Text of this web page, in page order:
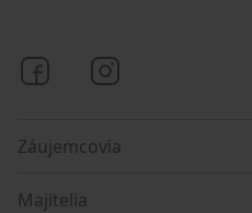
Bezrealitky na Facebooku
Záujemcovia
Majitelia